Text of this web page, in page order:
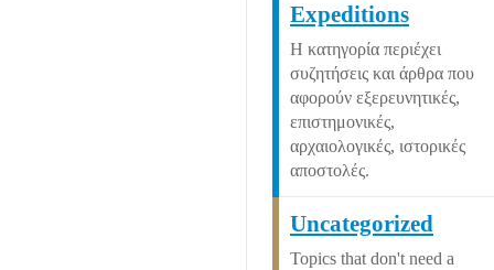
Expeditions
Η κατηγορία περιέχει
συζητήσεις και άρθρα που
αφορούν εξερευνητικές,
επιστημονικές,
αρχαιολογικές, ιστορικές
αποστολές.
Uncategorized
Topics that don't need a